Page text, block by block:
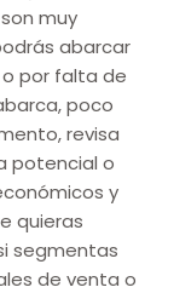
muy
abarcar
por falta de
poco
revisa
potencial o
y
quieras
segmentas
de venta o